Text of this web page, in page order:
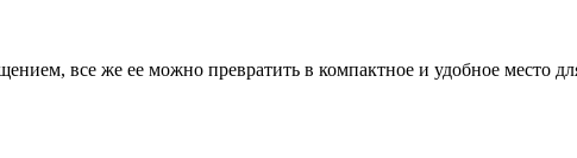
все же ее можно превратить в компактное и удобное место